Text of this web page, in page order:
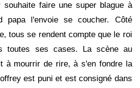
souhaite faire une super blague à
papa l'envoie se coucher. Côté
tous se rendent compte que le roi
toutes ses cases. La scène au
à mourrir de rire, à s'en fondre la
est puni et est consigné dans